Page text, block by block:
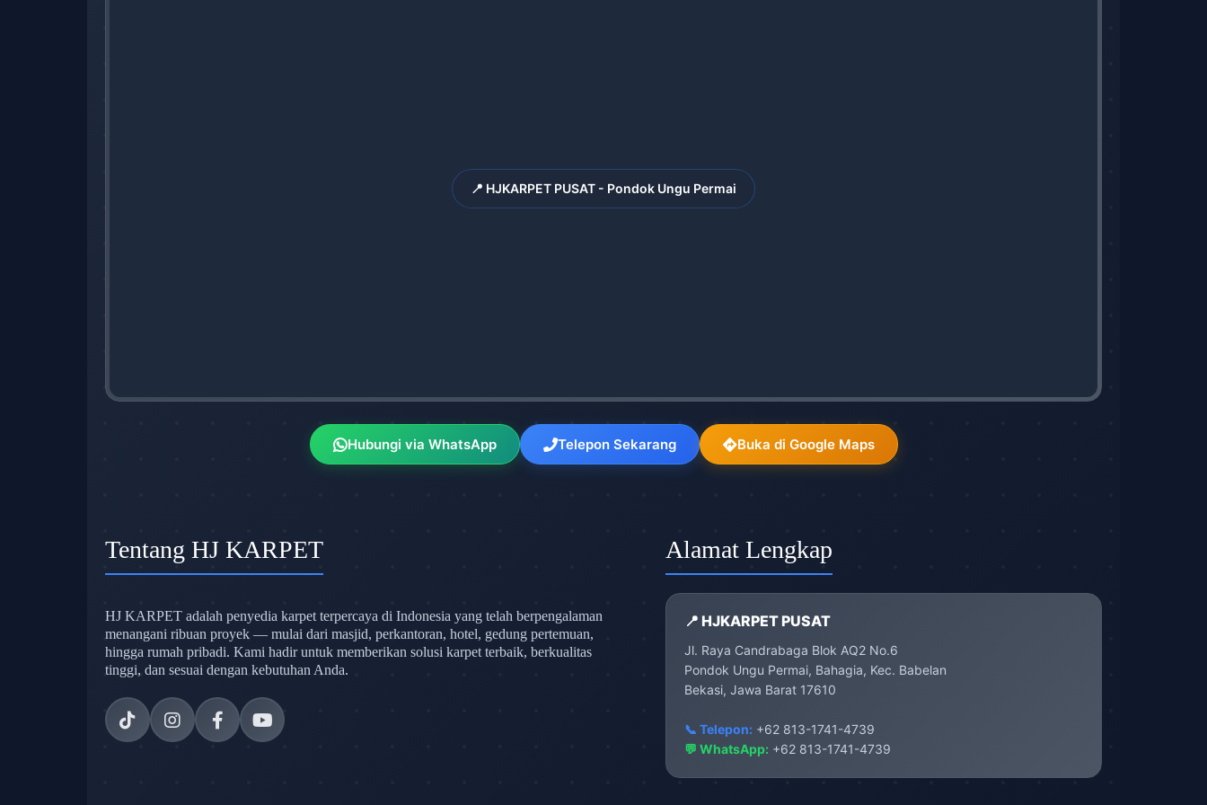
📍 HJKARPET PUSAT - Pondok Ungu Permai
Hubungi via WhatsApp Telepon Sekarang Buka di Google Maps
Tentang HJ KARPET
HJ KARPET adalah penyedia karpet terpercaya di Indonesia yang telah berpengalaman
menangani ribuan proyek — mulai dari masjid, perkantoran, hotel, gedung pertemuan,
hingga rumah pribadi. Kami hadir untuk memberikan solusi karpet terbaik, berkualitas
tinggi, dan sesuai dengan kebutuhan Anda.
Alamat Lengkap
📍 HJKARPET PUSAT
Jl. Raya Candrabaga Blok AQ2 No.6
Pondok Ungu Permai, Bahagia, Kec. Babelan
Bekasi, Jawa Barat 17610
📞 Telepon:+62 813-1741-4739
💬 WhatsApp: +62 813-1741-4739